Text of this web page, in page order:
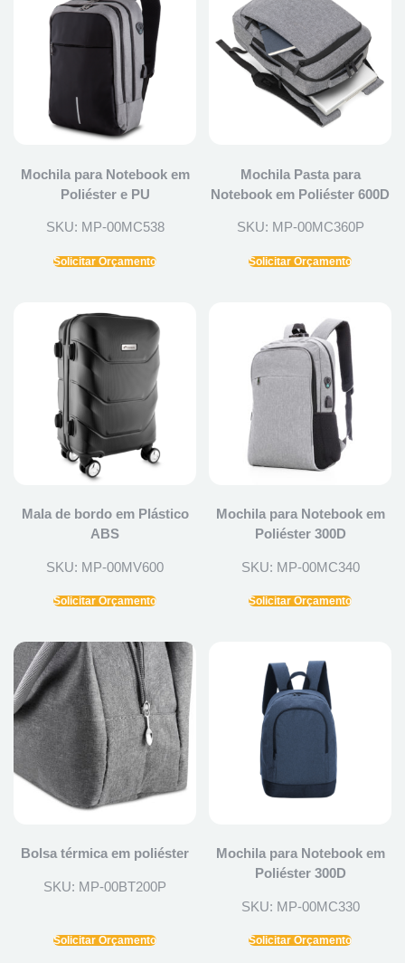
Mochila para Notebook em
Poliéster e PU
SKU: MP-00MC538
Solicitar Orçamento
Mochila Pasta para
Notebook em Poliéster 600D
SKU: MP-00MC360P
Solicitar Orçamento
Mala de bordo em Plástico
ABS
SKU: MP-00MV600
Solicitar Orçamento
Mochila para Notebook em
Poliéster 300D
SKU: MP-00MC340
Solicitar Orçamento
Bolsa térmica em poliéster
SKU: MP-00BT200P
Solicitar Orçamento
Mochila para Notebook em
Poliéster 300D
SKU: MP-00MC330
Solicitar Orçamento